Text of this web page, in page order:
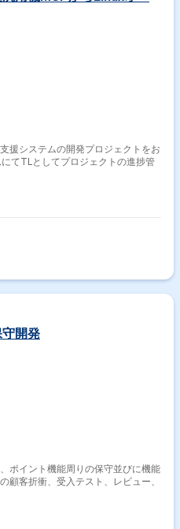
援システムの開発プロジェクトをお
てTLとしてプロジェクトの進捗管
守開発
ポイント機能周りの保守並びに機能
顧客折衝、受入テスト、レビュー、